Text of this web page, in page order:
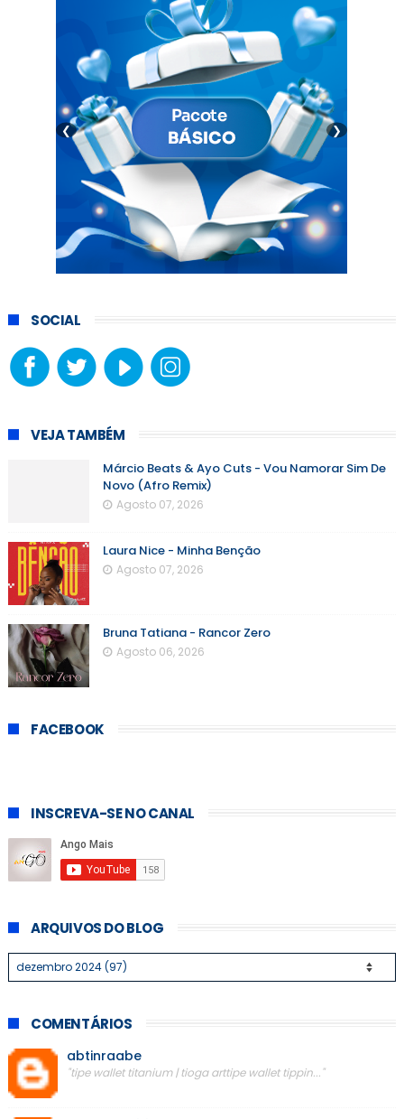
❮ ❯
SOCIAL
VEJA TAMBÉM
Márcio Beats & Ayo Cuts - Vou Namorar Sim De
Novo (Afro Remix)
Agosto 07, 2026
Laura Nice - Minha Benção
Agosto 07, 2026
Bruna Tatiana - Rancor Zero
Agosto 06, 2026
FACEBOOK
INSCREVA-SE NO CANAL
ARQUIVOS DO BLOG
COMENTÁRIOS
abtinraabe
"tipe wallet titanium | tioga arttipe wallet tippin..."